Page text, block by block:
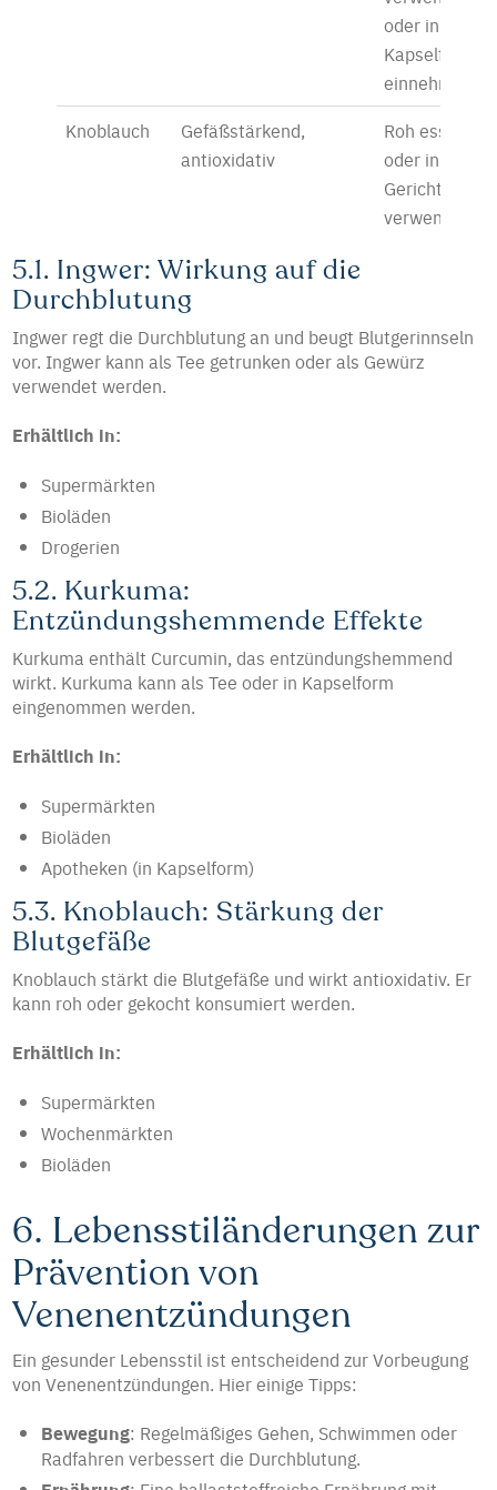
oder in
Kapselform
einnehmen
Knoblauch
Gefäßstärkend,
antioxidativ
Roh essen
oder in
Gerichten
verwenden
5.1. Ingwer: Wirkung auf die
Durchblutung
Ingwer regt die Durchblutung an und beugt Blutgerinnseln
vor. Ingwer kann als Tee getrunken oder als Gewürz
verwendet werden.
Erhältlich in:
Supermärkten
Bioläden
Drogerien
5.2. Kurkuma:
Entzündungshemmende Effekte
Kurkuma enthält Curcumin, das entzündungshemmend
wirkt. Kurkuma kann als Tee oder in Kapselform
eingenommen werden.
Erhältlich in:
Supermärkten
Bioläden
Apotheken (in Kapselform)
5.3. Knoblauch: Stärkung der
Blutgefäße
Knoblauch stärkt die Blutgefäße und wirkt antioxidativ. Er
kann roh oder gekocht konsumiert werden.
Erhältlich in:
Supermärkten
Wochenmärkten
Bioläden
6. Lebensstiländerungen zur
Prävention von
Venenentzündungen
Ein gesunder Lebensstil ist entscheidend zur Vorbeugung
von Venenentzündungen. Hier einige Tipps:
Bewegung: Regelmäßiges Gehen, Schwimmen oder
Radfahren verbessert die Durchblutung.